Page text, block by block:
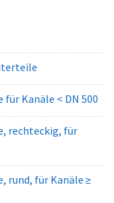
Kanäle < DN 500
rechteckig, für
rund, für Kanäle ≥